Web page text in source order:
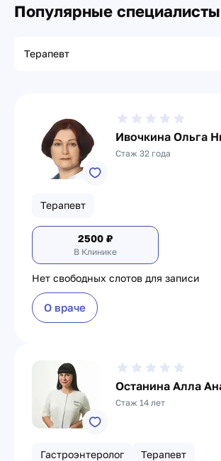
Популярные специалисты
Ивочкина Ольга
Стаж 32 года
Терапевт
2500 ₽
В Клинике
Нет свободных слотов для записи
О враче
Останина Алла
Стаж 14 лет
Гастроэнтеролог Терапевт